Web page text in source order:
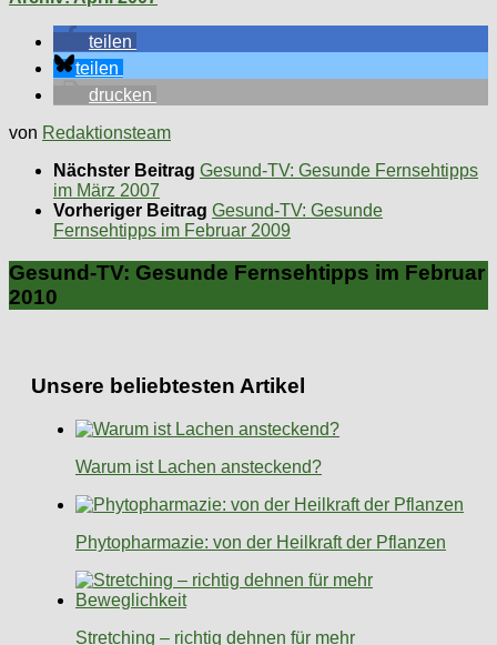
teilen
teilen
drucken
von Redaktionsteam
Nächster Beitrag Gesund-TV: Gesunde Fernsehtipps
im März 2007
Vorheriger Beitrag Gesund-TV: Gesunde
Fernsehtipps im Februar 2009
Gesund-TV: Gesunde Fernsehtipps im Februar
2010
Unsere beliebtesten Artikel
Warum ist Lachen ansteckend?
Phytopharmazie: von der Heilkraft der Pflanzen
Stretching – richtig dehnen für mehr